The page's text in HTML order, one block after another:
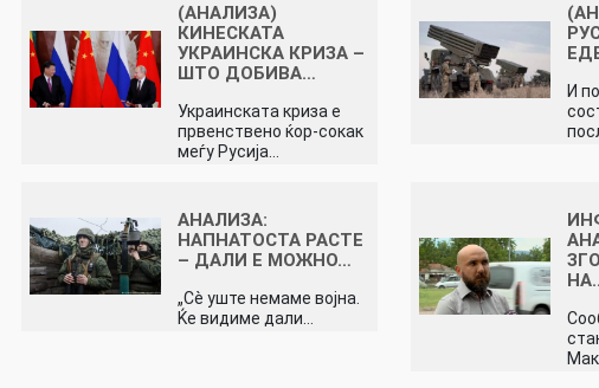
(АНАЛИЗА)
КИНЕСКАТА
УКРАИНСКА КРИЗА –
ШТО ДОБИВА…
Украинската криза е
првенствено ќор-сокак
меѓу Русија…
И
АНАЛИЗА:
НАПНАТОСТА РАСТЕ
– ДАЛИ Е МОЖНО…
„Сè уште немаме војна.
Ќе видиме дали…